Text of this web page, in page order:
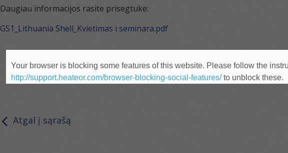
Daugiau informacijos rasite prisegtuke:
GS1_Lithuania Shell_Kvietimas i seminara.pdf
Atgal į sąrašą
Your browser is blocking some features of this website. Please follow the
http://support.heateor.com/browser-blocking-social-features/to unblock these.